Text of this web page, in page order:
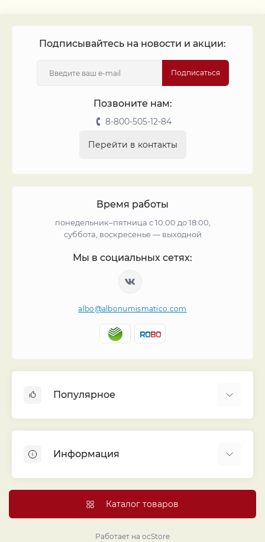
Подписывайтесь на новости и акции:
Подписаться
Позвоните нам:
8-800-505-12-84
Перейти в контакты
Время работы
понедельник–пятница с 10:00 до 18:00,
суббота, воскресенье — выходной
Мы в социальных сетях:
albo@albonumismatico.com
Популярное
Монеты
Банкноты
Листы для монет
Капсулы и холдеры
Информация
Договор публичной оферты
Политика конфиденциальности
Каталог товаров
Работает на ocStore